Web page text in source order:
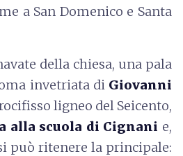
a San Domenico e Santa
della chiesa, una pala
invetriata di Giovanni
ligneo del Seicento,
alla scuola di Cignani e,
può ritenere la principale: